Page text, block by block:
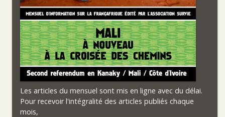
Les articles du mensuel sont mis en ligne avec du délai.
Pour recevoir l'intégralité des articles publiés chaque
mois,